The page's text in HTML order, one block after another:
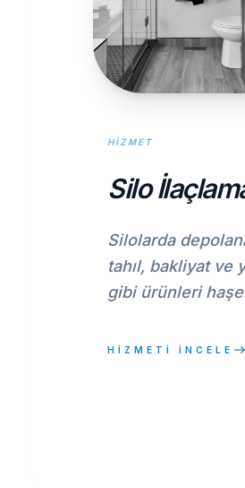
HIZMET
Silo
Silolarda
tahıl, bakliyat ve
gibi ürünleri
korumak için
HİZMETİ İNCELE east